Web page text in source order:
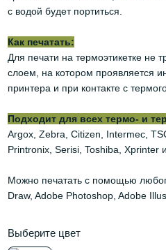
с водой будет портиться.
Как печатать:
Для печати на термоэтикетке не
слоем, на котором проявляется
принтера и при контакте с
Подходит для всех термо- и
Argox, Zebra, Citizen, Intermec,
Printronix, Serisi, Toshiba, Xprinter и
Можно печатать с помощью
Draw, Adobe Photoshop, Adobe
Выберите цвет